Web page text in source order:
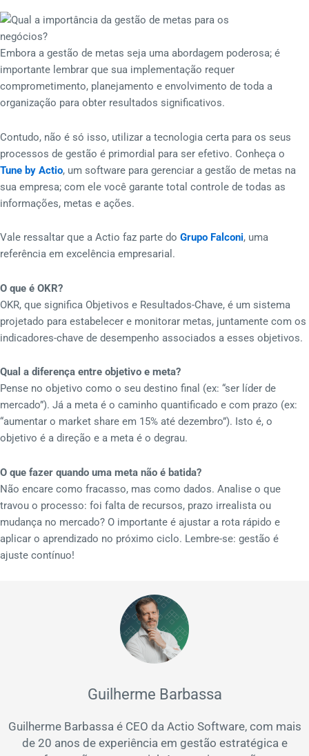
Embora a gestão de metas seja uma abordagem poderosa; é
importante lembrar que sua implementação requer
comprometimento, planejamento e envolvimento de toda a
organização para obter resultados significativos.
Contudo, não é só isso, utilizar a tecnologia certa para os seus
processos de gestão é primordial para ser efetivo. Conheça o
Tune by Actio, um software para gerenciar a gestão de metas na
sua empresa; com ele você garante total controle de todas as
informações, metas e ações.
Vale ressaltar que a Actio faz parte do Grupo Falconi, uma
referência em excelência empresarial.
O que é OKR?
OKR, que significa Objetivos e Resultados-Chave, é um sistema
projetado para estabelecer e monitorar metas, juntamente com os
indicadores-chave de desempenho associados a esses objetivos.
Qual a diferença entre objetivo e meta?
Pense no objetivo como o seu destino final (ex: “ser líder de
mercado”). Já a meta é o caminho quantificado e com prazo (ex:
“aumentar o market share em 15% até dezembro”). Isto é, o
objetivo é a direção e a meta é o degrau.
O que fazer quando uma meta não é batida?
Não encare como fracasso, mas como dados. Analise o que
travou o processo: foi falta de recursos, prazo irrealista ou
mudança no mercado? O importante é ajustar a rota rápido e
aplicar o aprendizado no próximo ciclo. Lembre-se: gestão é
ajuste contínuo!
Guilherme Barbassa
Guilherme Barbassa é CEO da Actio Software, com mais
de 20 anos de experiência em gestão estratégica e